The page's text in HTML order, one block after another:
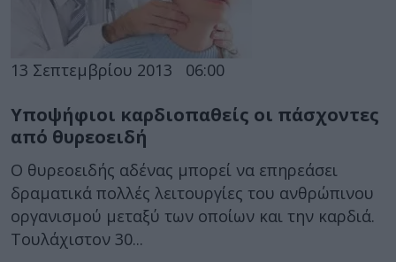
13 Σεπτεμβρίου 2013 06:00
Υποψήφιοι καρδιοπαθείς οι πάσχοντες
από θυρεοειδή
Ο θυρεοειδής αδένας μπορεί να επηρεάσει
δραματικά πολλές λειτουργίες του ανθρώπινου
οργανισμού μεταξύ των οποίων και την καρδιά.
Τουλάχιστον 30...